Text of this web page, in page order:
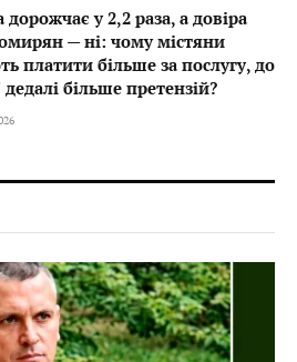
дорожчає у 2,2 раза, а довіра
— ні: чому містяни
платити більше за послугу, до
дедалі більше претензій?